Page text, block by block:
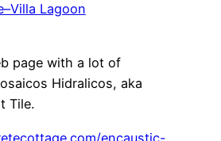
Lagoon
page with a lot of
Hidralicos, aka
Tile.
encaustic-